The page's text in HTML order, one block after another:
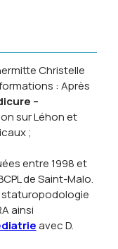
Christelle
: Après
–
sur Léhon et
;
entre 1998 et
de Saint-Malo.
staturopodologie
ainsi
avec D.